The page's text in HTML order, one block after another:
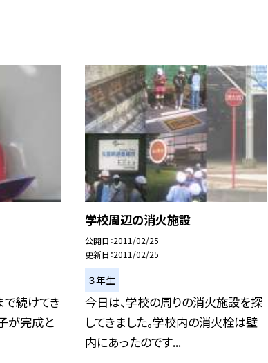
で続けてき
が完成と
学校周辺の消火施設
公開日 2011/02/25
更新日 2011/02/25
３年生
今日は、学校の周りの消火施設を探
してきました。学校内の消火栓は壁
内にあったのです...